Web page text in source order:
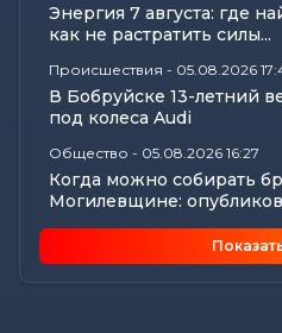
Энергия 7 августа: где
как не растратить силы...
Происшествия - 05.08.2026
В Бобруйске 13-летний
под колеса Audi
Общество - 05.08.2026 16:27
Когда можно собирать
Могилевщине:
Любовь и спорт: секреты
лучников Кузнецовых